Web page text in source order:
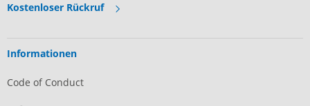
Kostenloser Rückruf
Informationen
Code of Conduct